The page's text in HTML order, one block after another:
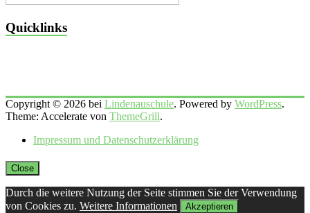
Quicklinks
Copyright © 2026 bei Lindenauschule. Powered by WordPress.
Theme: Accelerate von ThemeGrill.
Impressum und Datenschutzerklärung
Close
Durch die weitere Nutzung der Seite stimmen Sie der Verwendung
von Cookies zu. Weitere Informationen Akzeptieren